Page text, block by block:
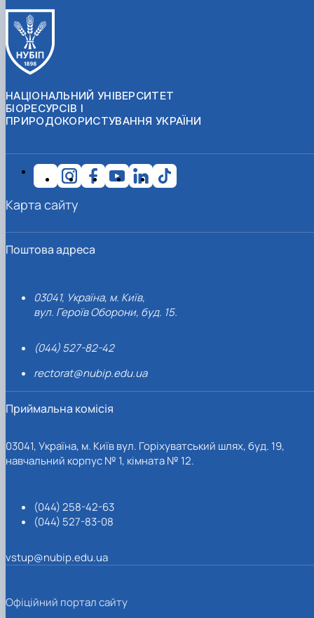
НАЦІОНАЛЬНИЙ УНІВЕРСИТЕТ
БІОРЕСУРСІВ І
ПРИРОДОКОРИСТУВАННЯ УКРАЇНИ
Поштова адреса
03041, Україна, м. Київ,
вул. Героїв Оборони, буд. 15.
(044) 527-82-42
rectorat@nubip.edu.ua
Приймальна комісія
03041, Україна, м. Київ вул. Горіхуватський шлях, буд. 19,
навчальний корпус № 1, кімната № 12.
(044) 258-42-63
(044) 527-83-08
vstup@nubip.edu.ua
Карта сайту
Офіційний портал сайту